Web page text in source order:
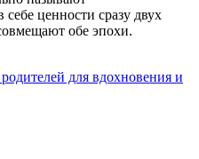
ценности сразу двух
обе эпохи.
для вдохновения и